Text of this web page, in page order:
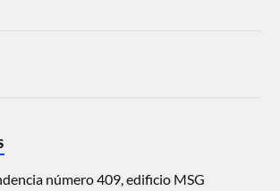
número 409, edificio MSG